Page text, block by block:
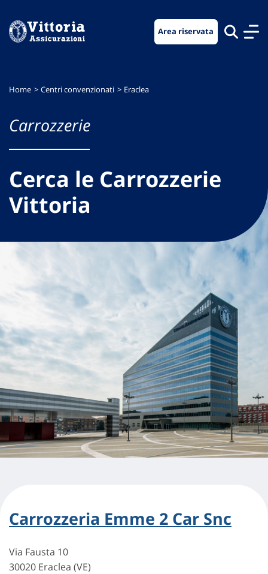
menu
contenuto
footer
Area riservata
Home Centri convenzionati Eraclea
Carrozzerie
Cerca le Carrozzerie
Vittoria
Carrozzeria Emme 2 Car Snc
Via Fausta 10
30020 Eraclea (VE)